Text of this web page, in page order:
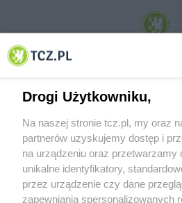
© 2001-2026 Tczew - TCZ.PL Sp. z o.o.
Drogi Użytkowniku,
Na naszej stronie tcz.pl, my oraz
partnerów uzyskujemy dostęp i
na urządzeniu oraz przetwarzamy
unikalne identyfikatory,
przez urządzenie czy dane
zapewniania spersonalizowanych